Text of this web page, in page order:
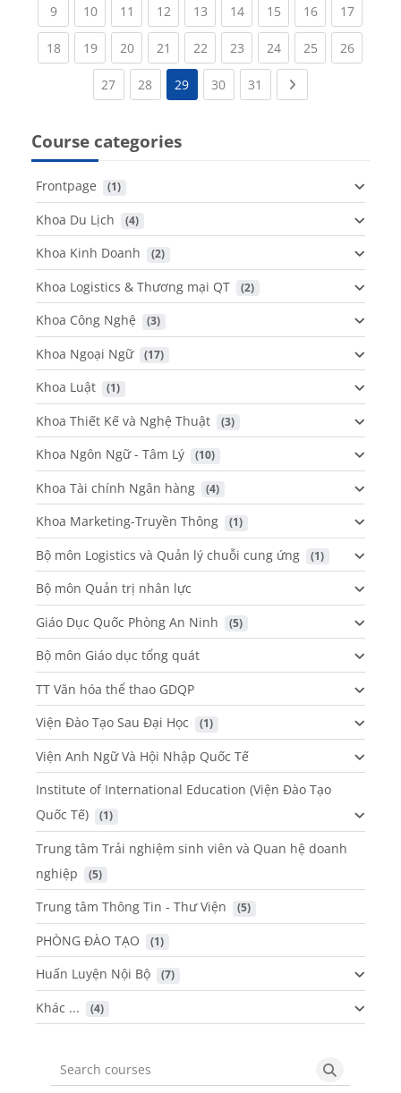
9(current)
10(current)
11 (current)
12(current)
13(current)
14(current)
15(current)
16(current)
17
18(current)
19(current)
20(current)
21 (current)
22(current)
23(current)
24(current)
25(current)
26
27(current)
28(current)
29 30(current)
31 (current)Next page
Course categories
Frontpage (1)
Khoa Du Lịch (4)
Khoa Kinh Doanh (2)
Khoa Logistics & Thương mại QT (2)
Khoa Công Nghệ (3)
Khoa Ngoại Ngữ (17)
Khoa Luật (1)
Khoa Thiết Kế và Nghệ Thuật (3)
Khoa Ngôn Ngữ - Tâm Lý (10)
Khoa Tài chính Ngân hàng (4)
Khoa Marketing-Truyền Thông (1)
Bộ môn Logistics và Quản lý chuỗi cung ứng (1)
Bộ môn Quản trị nhân lực
Giáo Dục Quốc Phòng An Ninh
(5)
Bộ môn Giáo dục tổng quát
TT Văn hóa thể thao GDQP
Viện Đào Tạo Sau Đại Học
(1)
Viện Anh Ngữ Và Hội Nhập Quốc Tế
Institute of International Education (Viện Đào Tạo
Quốc Tế)
(1)
Trung tâm Trải nghiệm sinh viên và Quan hệ doanh
nghiệp
(5)
Trung tâm Thông Tin - Thư Viện (5)
PHÒNG ĐÀO TẠO (1)
Huấn Luyện Nội Bộ (7)
Khác ... (4)
Search courses Search